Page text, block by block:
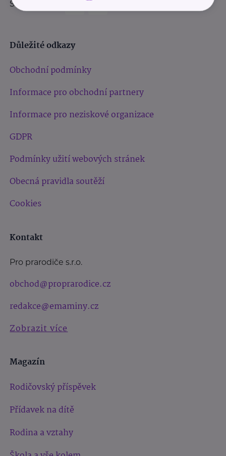
Sledujte nás:
Důležité odkazy
Obchodní podmínky
Informace pro obchodní partnery
Informace pro neziskové organizace
GDPR
Podmínky užití webových stránek
Obecná pravidla soutěží
Cookies
Kontakt
Pro prarodiče s.r.o.
obchod@proprarodice.cz
redakce@emaminy.cz
Zobrazit více
Magazín
Rodičovský příspěvek
Přídavek na dítě
Rodina a vztahy